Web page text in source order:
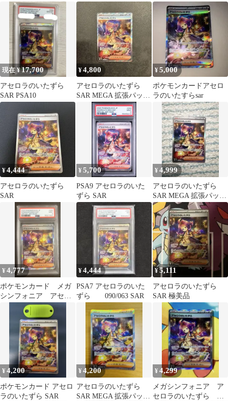
メガシンフォニア キラ
09…
メガシンフォニア psa9
現在 ¥17,700
アセロラのいたずら
SAR PSA10
¥4,800
アセロラのいたずら
SAR MEGA 拡張パック
メガシンフォニア キラ
¥5,000
ポケモンカードアセロ
ラのいたすらsar
¥4,444
アセロラのいたずら
SAR
¥5,700
PSA9 アセロラのいた
ずら SAR
¥4,999
アセロラのいたずら
SAR MEGA 拡張パック
メガシンフォニア キラ
09…
¥4,777
ポケモンカード メガ
シンフォニア アセロ
ラのいたずら sar psa9
¥4,444
PSA7 アセロラのいた
ずら 090/063 SAR
¥5,111
アセロラのいたずら
SAR 極美品
¥4,200
ポケモンカード アセロ
ラのいたずら SAR
¥4,200
アセロラのいたずら
SAR MEGA 拡張パック
¥4,299
メガシンフォニア ア
セロラのいたずら